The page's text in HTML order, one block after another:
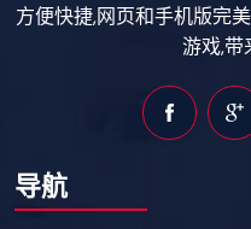
方便快捷,网页和手机版完
游戏,带
导航